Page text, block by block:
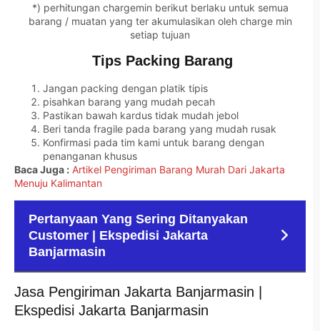
*) perhitungan chargemin berikut berlaku untuk semua
barang / muatan yang ter akumulasikan oleh charge min
setiap tujuan
Tips Packing Barang
Jangan packing dengan platik tipis
pisahkan barang yang mudah pecah
Pastikan bawah kardus tidak mudah jebol
Beri tanda fragile pada barang yang mudah rusak
Konfirmasi pada tim kami untuk barang dengan
penanganan khusus
Baca Juga : Artikel Pengiriman Barang Murah Dari Jakarta
Menuju Kalimantan
Pertanyaan Yang Sering Ditanyakan
Customer | Ekspedisi Jakarta
Banjarmasin
Jasa Pengiriman Jakarta Banjarmasin |
Ekspedisi Jakarta Banjarmasin